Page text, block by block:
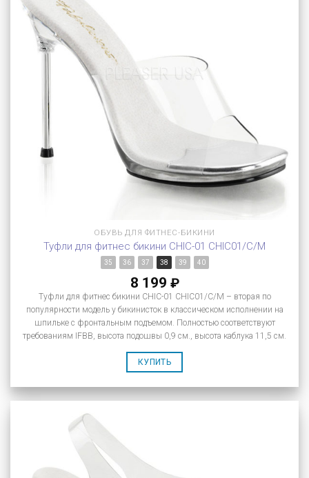
ОБУВЬ ДЛЯ ФИТНЕС-БИКИНИ
Туфли для фитнес бикини CHIC-01 CHIC01/C/M
35 36 37 38 39 40
8 199 ₽
Туфли для фитнес бикини CHIC-01 CHIC01/C/M – вторая по
популярности модель у бикинисток в классическом исполнении на
шпильке с фронтальным подъемом. Полностью соответствуют
требованиям IFBB, высота подошвы 0,9 см., высота каблука 11,5 см.
КУПИТЬ